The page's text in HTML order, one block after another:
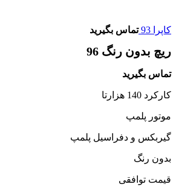
کاپرا 93 تماس بگیرید
ریچ بدون رنگ 96
تماس بگیرید
کارکرد 140 هزارتا
موتور پلمپ
گیربکس و دفراسیل پلمپ
بدون رنگ
قیمت توافقی